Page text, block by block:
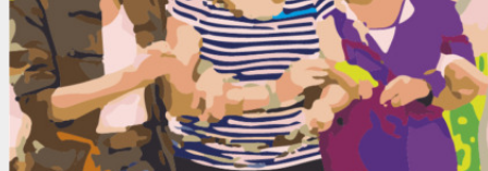
Sports
Illustrated